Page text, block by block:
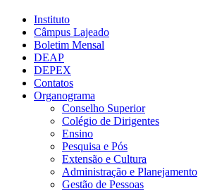
Instituto
Câmpus Lajeado
Boletim Mensal
DEAP
DEPEX
Contatos
Organograma
Conselho Superior
Colégio de Dirigentes
Ensino
Pesquisa e Pós
Extensão e Cultura
Administração e Planejamento
Gestão de Pessoas